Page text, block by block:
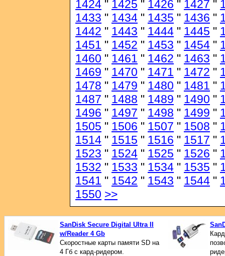
1424 " 1425 " 1426 " 1427 "
1433 " 1434 " 1435 " 1436 "
1442 " 1443 " 1444 " 1445 "
1451 " 1452 " 1453 " 1454 "
1460 " 1461 " 1462 " 1463 "
1469 " 1470 " 1471 " 1472 "
1478 " 1479 " 1480 " 1481 "
1487 " 1488 " 1489 " 1490 "
1496 " 1497 " 1498 " 1499 "
1505 " 1506 " 1507 " 1508 "
1514 " 1515 " 1516 " 1517 "
1523 " 1524 " 1525 " 1526 "
1532 " 1533 " 1534 " 1535 "
1541 " 1542 " 1543 " 1544 "
1550 >>
SanDisk Secure Digital Ultra II
w/Reader 4 Gb
Скоростные карты памяти SD на
4 Гб с кард-ридером.